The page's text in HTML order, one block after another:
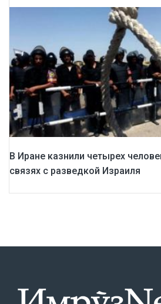
В Иране казнили четырех
связях с разведкой Израиля